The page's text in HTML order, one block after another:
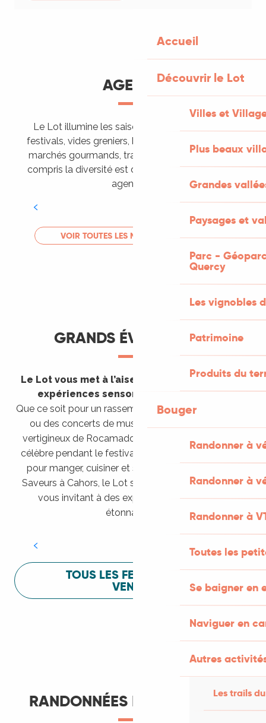
Accueil
Découvrir le Lot
Villes et
Plus beaux
Grandes
Paysages et
Parc -
Quercy
Les vignobles
Patrimoine
Produits du
Bouger
Randonner à
Randonner à
Randonner à
Toutes les
Se baigner en
Naviguer en
Autres
Les trails
AGENDA
Le Lot illumine les saisons de ses animations :
festivals, vides greniers, brocantes, fêtes votives,
marchés gourmands, trails sportifs… Vous l’aurez
compris la diversité est de mise, alors tous à vos
agendas !
LIRE LA SUITE
VOIR TOUTES LES MANIFESTATIONS
GRANDS ÉVÈNEMENTS
Le Lot vous met à l’aise en vous invitant à des
expériences sensorielles étonnantes !
Que ce soit pour un rassemblement de montgolfières
ou des concerts de musique sacrée dans le site
vertigineux de Rocamadour, pour écouter un opéra
célèbre pendant le festival de Saint-Céré ou encore
pour manger, cuisiner et s’amuser pendant Lot of
Saveurs à Cahors, le Lot sait vous mettre à l’aise en
vous invitant à des expériences sensorielles
étonnantes !
Festival Lot of Saveurs
TOUS LES FESTIVALS À
VENIR
RANDONNÉES ET ITINÉRANCE